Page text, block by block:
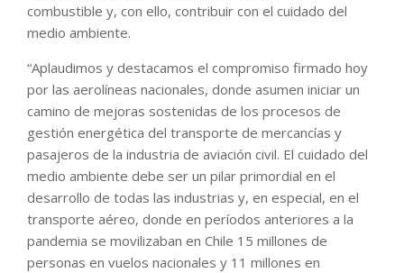
combustible y, con ello, contribuir con el cuidado del
medio ambiente.
“Aplaudimos y destacamos el compromiso firmado hoy
por las aerolíneas nacionales, donde asumen iniciar un
camino de mejoras sostenidas de los procesos de
gestión energética del transporte de mercancías y
pasajeros de la industria de aviación civil. El cuidado del
medio ambiente debe ser un pilar primordial en el
desarrollo de todas las industrias y, en especial, en el
transporte aéreo, donde en períodos anteriores a la
pandemia se movilizaban en Chile 15 millones de
personas en vuelos nacionales y 11 millones en